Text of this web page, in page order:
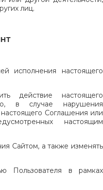
лиц.
исполнения настоящего
действие настоящего
в случае нарушения
Соглашения или
настоящим
Сайтом, а также изменять
Пользователя в рамках